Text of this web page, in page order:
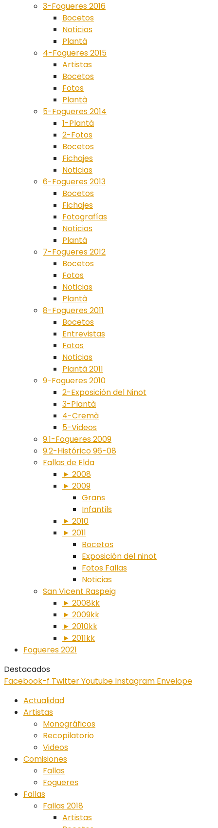
3-Fogueres 2016
Bocetos
Noticias
Plantà
4-Fogueres 2015
Artistas
Bocetos
Fotos
Plantà
5-Fogueres 2014
1-Plantà
2-Fotos
Bocetos
Fichajes
Noticias
6-Fogueres 2013
Bocetos
Fichajes
Fotografías
Noticias
Plantà
7-Fogueres 2012
Bocetos
Fotos
Noticias
Plantà
8-Fogueres 2011
Bocetos
Entrevistas
Fotos
Noticias
Plantà 2011
9-Fogueres 2010
2-Exposición del Ninot
3-Plantà
4-Cremà
5-Videos
9.1-Fogueres 2009
9.2-Histórico 96-08
Fallas de Elda
► 2008
► 2009
Grans
Infantils
► 2010
► 2011
Bocetos
Exposición del ninot
Fotos Fallas
Noticias
San Vicent Raspeig
► 2008kk
► 2009kk
► 2010kk
► 2011kk
Fogueres 2021
Destacados
Facebook-f TwitterYoutube Instagram Envelope
Actualidad
Artistas
Monográficos
Recopilatorio
Videos
Comisiones
Fallas
Fogueres
Fallas
Fallas 2018
Artistas